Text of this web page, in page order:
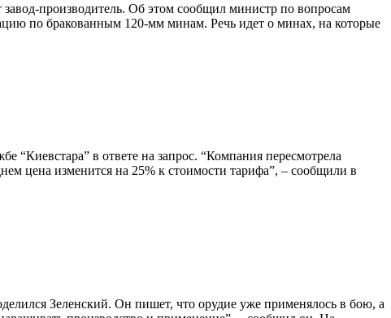
производитель. Об этом сообщил министр по вопросам
по бракованным 120-мм минам. Речь идет о минах, на которые
в ответе на запрос. “Компания пересмотрела
цена изменится на 25% к стоимости тарифа”, – сообщили в
Зеленский. Он пишет, что орудие уже применялось в бою, а